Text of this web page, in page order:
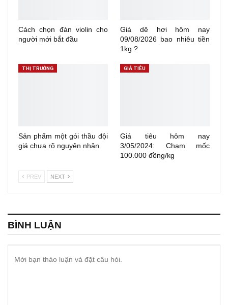
Cách chọn đàn violin cho
người mới bắt đầu
Giá dê hơi hôm nay
09/08/2026 bao nhiêu tiền
1kg ?
THỊ TRƯỜNG
Sản phẩm một gói thầu đội
giá chưa rõ nguyên nhân
GIÁ TIÊU
Giá tiêu hôm nay
3/05/2024: Chạm mốc
100.000 đồng/kg
PREV NEXT
BÌNH LUẬN